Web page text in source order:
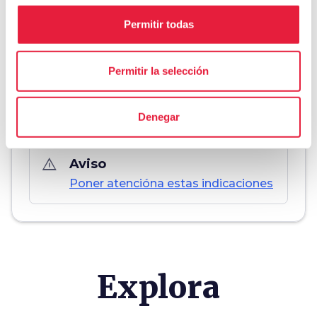
Permitir todas
Permitir la selección
Denegar
Recorrido y ficha del itinerario
warning_amber Aviso
Poner atencióna estas indicaciones
Explora